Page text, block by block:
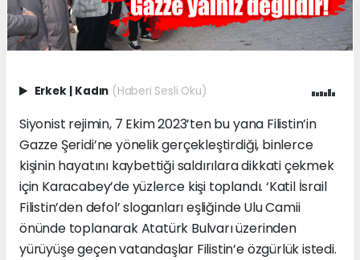
Erkek Kadın (Haberi Sesli Oku)
Siyonist rejimin, 7 Ekim 2023’ten bu yana Filistin’in
Gazze Şeridi’ne yönelik gerçekleştirdiği, binlerce
kişinin hayatını kaybettiği saldırılara dikkati çekmek
için Karacabey’de yüzlerce kişi toplandı. ‘Katil İsrail
Filistin’den defol’ sloganları eşliğinde Ulu Camii
önünde toplanarak Atatürk Bulvarı üzerinden
yürüyüşe geçen vatandaşlar Filistin’e özgürlük istedi.